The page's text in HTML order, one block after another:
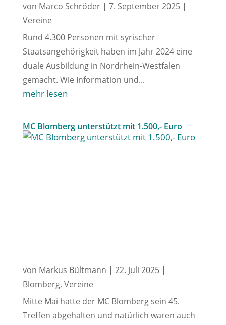
von Marco Schröder| 7. September 2025|
Vereine
Rund 4.300 Personen mit syrischer
Staatsangehörigkeit haben im Jahr 2024 eine
duale Ausbildung in Nordrhein-Westfalen
gemacht. Wie Information und...
mehr lesen
MC Blomberg unterstützt mit 1.500,- Euro
von Markus Bültmann | 22. Juli 2025|
Blomberg, Vereine
Mitte Mai hatte der MC Blomberg sein 45.
Treffen abgehalten und natürlich waren auch